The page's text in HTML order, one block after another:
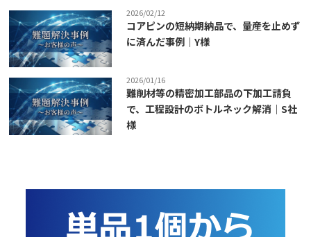
2026/02/12
コアピンの短納期納品で、量産を止めず
に済んだ事例｜Y様
2026/01/16
難削材等の精密加工部品の下加工請負
で、工程設計のボトルネック解消｜S社
様